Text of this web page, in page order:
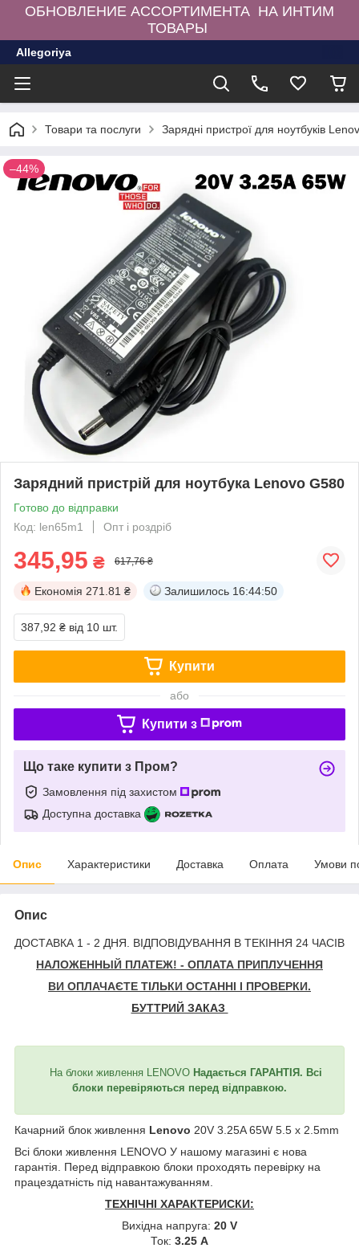
ОБНОВЛЕНИЕ АССОРТИМЕНТА НА ИНТИМ
ТОВАРЫ
Allegoriya
Товари та послуги Зарядні пристрої для ноутбуків
–44%
Зарядний пристрій для ноутбука Lenovo G580
Готово до відправки
Код: len65m1
Опт і роздріб
345,95 ₴ 617,76 ₴
Економія 271.81 ₴ Залишилось 16:44:49
387,92 ₴ від 10 шт.
Купити
або
Купити з
Що таке купити з Пром?
Замовлення під захистом
Доступна доставка
Опис Характеристики Доставка Оплата Умови
Опис
ДОСТАВКА 1 - 2 ДНЯ. ВІДПОВІДУВАННЯ В ТЕКІННЯ 24 ЧАСІВ
НАЛОЖЕННЫЙ ПЛАТЕЖ! - ОПЛАТА ПРИПЛУЧЕННЯ
ВИ ОПЛАЧАЄТЕ ТІЛЬКИ ОСТАННІ І ПРОВЕРКИ.
БУТТРИЙ ЗАКАЗ
На блоки живлення LENOVO Надається ГАРАНТІЯ. Всі
блоки перевіряються перед відправкою.
Качарний блок живлення Lenovo 20V 3.25A 65W 5.5 х 2.5mm
Всі блоки живлення LENOVO У нашому магазині є нова
гарантія. Перед відправкою блоки проходять перевірку на
працездатність під навантажуванням.
ТЕХНІЧНІ ХАРАКТЕРИСКИ:
Вихідна напруга: 20 V
Ток: 3.25 A